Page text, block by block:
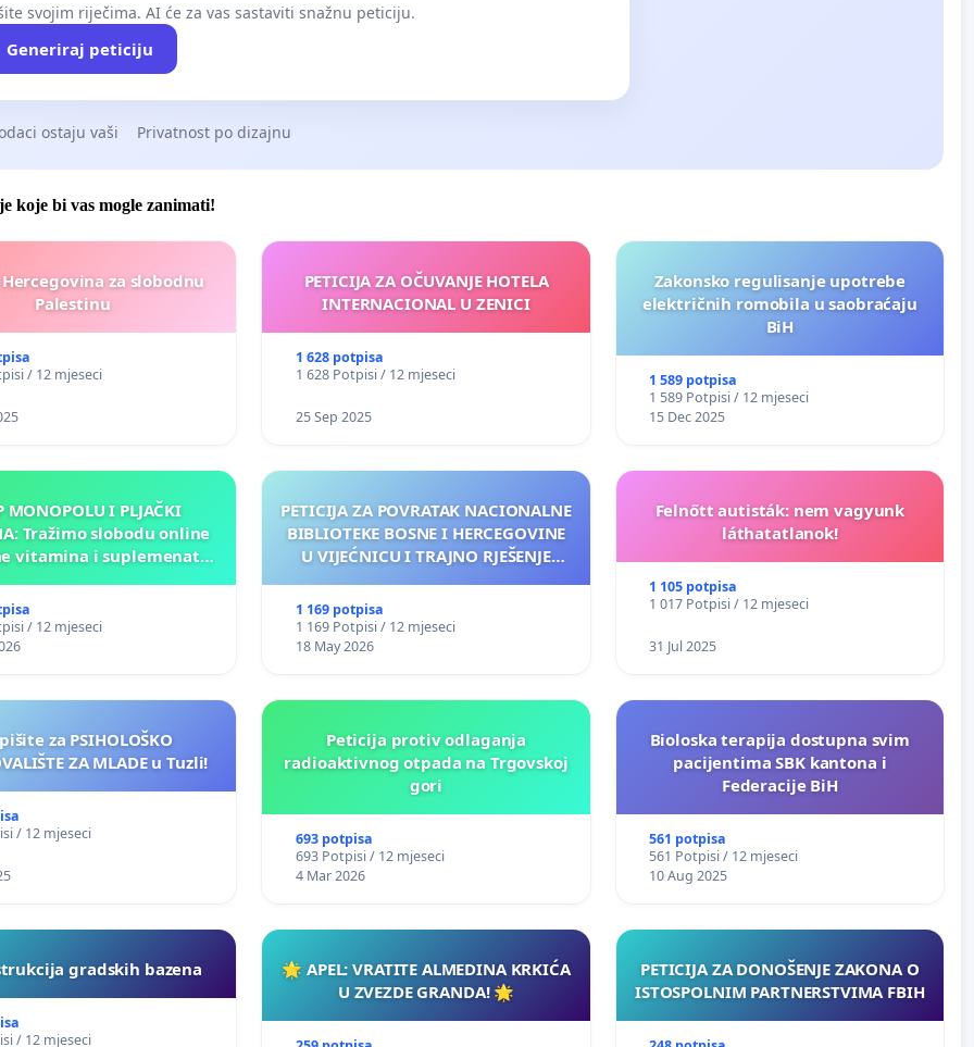
svojim riječima. AI će za vas sastaviti snažnu peticiju.
Generiraj peticiju
ostaju vaši Privatnost po dizajnu
koje bi vas mogle zanimati!
za slobodnu
Palestinu
/ 12 mjeseci
PETICIJA ZA OČUVANJE HOTELA
INTERNACIONAL U ZENICI
1 628 potpisa
1 628 Potpisi / 12 mjeseci
25 Sep 2025
Zakonsko regulisanje upotrebe
električnih romobila u saobraćaju
BiH
1 589 potpisa
1 589 Potpisi / 12 mjeseci
15 Dec 2025
MONOPOLU I PLJAČKI
Tražimo slobodu online
vitamina i suplemenata
/ 12 mjeseci
PETICIJA ZA POVRATAK NACIONALNE
BIBLIOTEKE BOSNE I HERCEGOVINE
U VIJEĆNICU I TRAJNO RJEŠENJE
1 169 potpisa
1 169 Potpisi / 12 mjeseci
18 May 2026
Felnőtt autisták: nem vagyunk
láthatatlanok!
1 105 potpisa
1 017 Potpisi / 12 mjeseci
31 Jul 2025
za PSIHOLOŠKO
ZA MLADE u Tuzli!
/ 12 mjeseci
Peticija protiv odlaganja
radioaktivnog otpada na Trgovskoj
gori
693 potpisa
693 Potpisi / 12 mjeseci
4 Mar 2026
Bioloska terapija dostupna svim
pacijentima SBK kantona i
Federacije BiH
561 potpisa
561 Potpisi / 12 mjeseci
10 Aug 2025
gradskih bazena
/ 12 mjeseci
🌟 APEL: VRATITE ALMEDINA KRKIĆA
U ZVEZDE GRANDA! 🌟
PETICIJA ZA DONOŠENJE ZAKONA O
ISTOSPOLNIM PARTNERSTVIMA FBIH